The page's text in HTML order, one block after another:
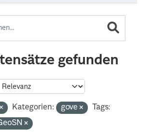
gefunden
Kategorien: gove
Tags: